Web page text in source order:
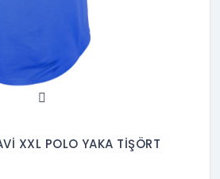
XXL POLO YAKA TİŞÖRT